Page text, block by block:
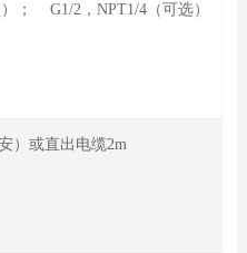
； G1/2，NPT1/4（可选）
）或直出电缆2m